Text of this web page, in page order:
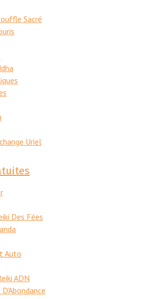
Sacré
Uriel
Des Fées
Auto
ADN